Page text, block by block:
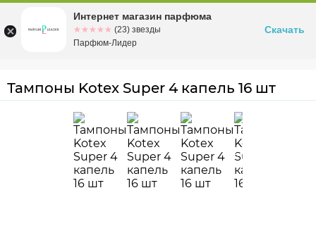
Омскул. Заозерная, 11, к. 1
Тампоны Kotex Super 4 капель 16 шт
4
Интернет магазин парфюма
☆☆☆☆☆
★★★★★ (23) звезды
Парфюм-Лидер
Скачать